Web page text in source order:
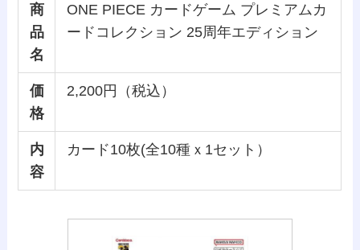
商
品
名
ONE PIECE カードゲーム プレミアムカ
ードコレクション 25周年エディション
価
格
2,200円（税込）
内
容
カード10枚(全10種ｘ1セット）